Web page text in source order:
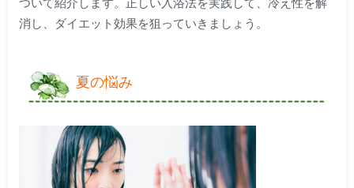
消し、ダイエット効果を狙っていきましょう。
夏の悩み